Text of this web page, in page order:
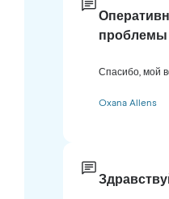
проблемы
Спасибо, мой
Oxana Allens